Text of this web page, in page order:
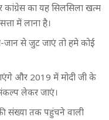
का यह सिलसिला खत्म
में लाना है।
जान से जुट जाएं तो हमे कोई
और 2019 में मोदी जी के
लेकर जाएं।
संख्या तक पहुंचने वाली